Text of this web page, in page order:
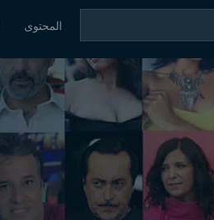
المحتوى